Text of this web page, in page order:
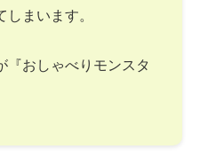
まいます。
『おしゃべりモンスタ